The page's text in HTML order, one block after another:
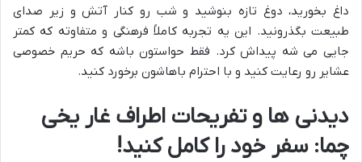
داغ بخورید، دوغ تازه بنوشید و شب رو کنار آتش و زیر صدای
طبیعت بگذرونید. این یه تجربه کاملاً فرهنگی و متفاوته که کمتر
جایی می شه پیداش کرد. فقط حواستون باشه که حریم خصوصی
عشایر رو رعایت کنید و با احترام باهاشون برخورد کنید.
دیدنی ها و تفریحات اطراف غار یخی
چما: سفر خود را کامل کنید!